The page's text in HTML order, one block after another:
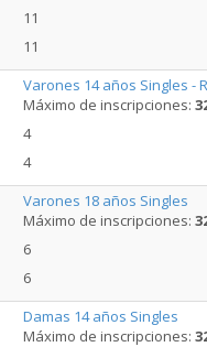
11
11
Varones 14 años Singles -
Máximo de inscripciones:
4
4
Varones 18 años Singles
Máximo de inscripciones:
6
6
Damas 14 años Singles
Máximo de inscripciones: